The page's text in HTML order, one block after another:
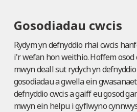
Gosodiadau cwcis
Rydym yn defnyddio rhai cwcis
i'r wefan hon weithio. Hoffem osod
mwyn deall sut rydych yn
gosodiadau a gwella ein
defnyddio cwcis a gaiff eu gosod
mwyn ein helpu i gyflwyno